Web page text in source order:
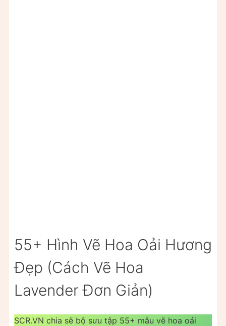
55+ Hình Vẽ Hoa Oải Hương
Đẹp (Cách Vẽ Hoa
Lavender Đơn Giản)
SCR.VN chia sẽ bộ sưu tập 55+ mẫu vẽ hoa oải